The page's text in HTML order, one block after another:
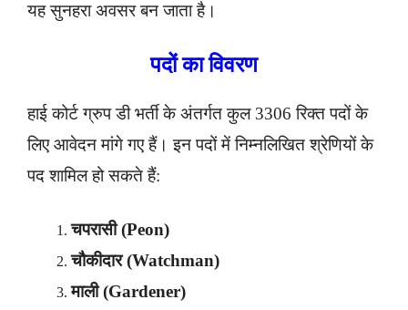
यह सुनहरा अवसर बन जाता है।
पदों का विवरण
हाई कोर्ट ग्रुप डी भर्ती के अंतर्गत कुल 3306 रिक्त पदों के
लिए आवेदन मांगे गए हैं। इन पदों में निम्नलिखित श्रेणियों के
पद शामिल हो सकते हैं:
चपरासी (Peon)
चौकीदार (Watchman)
माली (Gardener)